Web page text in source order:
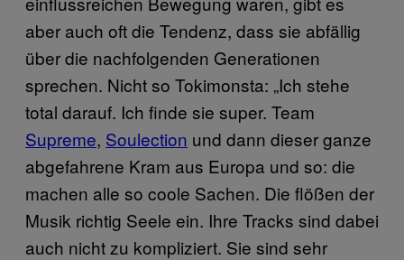
aber auch oft die Tendenz, dass sie abfällig
über die nachfolgenden Generationen
sprechen. Nicht so Tokimonsta: „Ich stehe
total darauf. Ich finde sie super. Team
Supreme, Soulection und dann dieser ganze
abgefahrene Kram aus Europa und so: die
machen alle so coole Sachen. Die flößen der
Musik richtig Seele ein. Ihre Tracks sind dabei
auch nicht zu kompliziert. Sie sind sehr